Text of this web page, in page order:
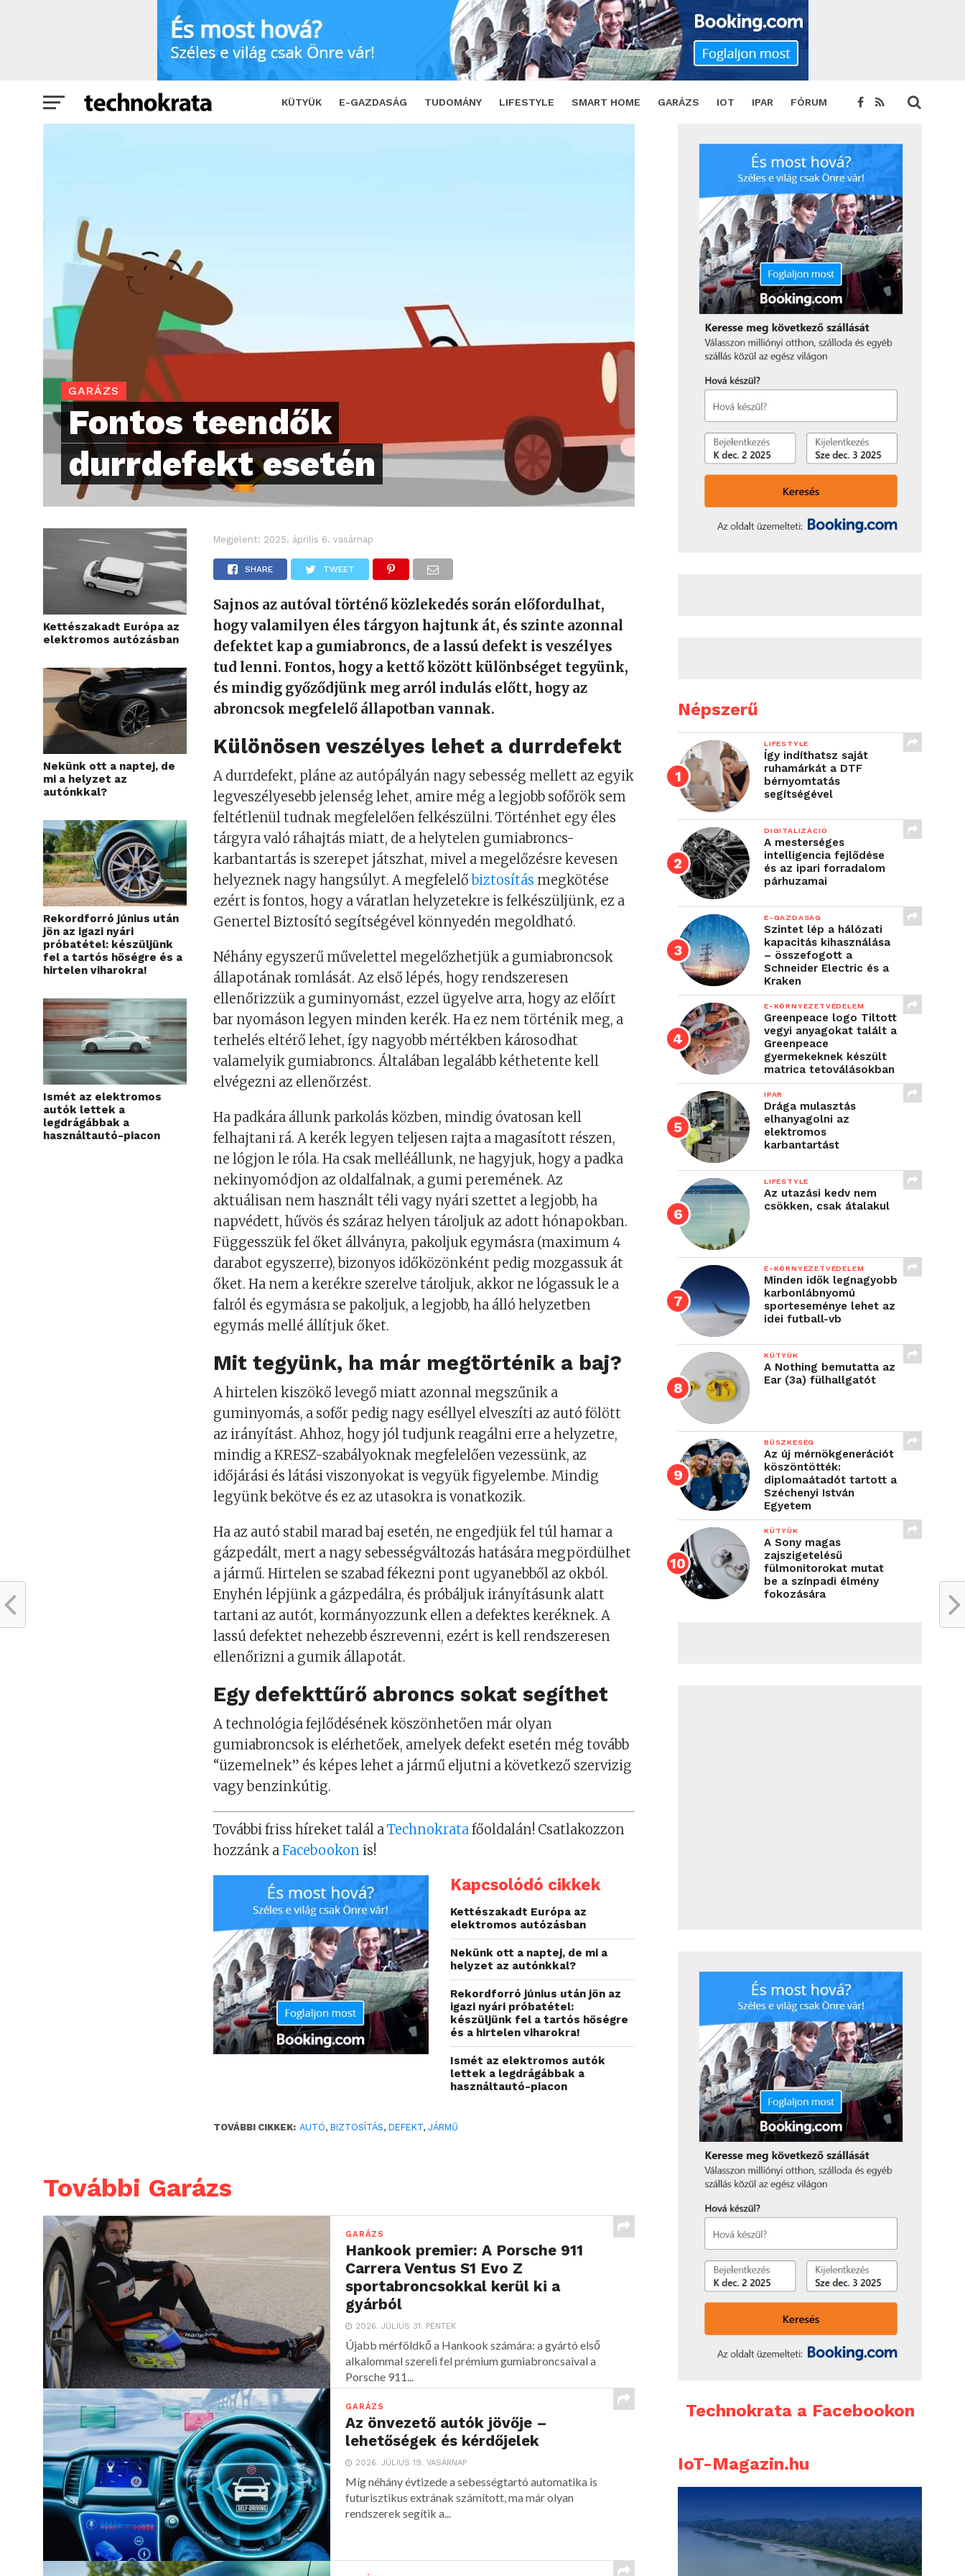
KÜTYÜK E-GAZDASÁG TUDOMÁNY LIFESTYLE SMART HOME GARÁZS IOT IPAR FÓRUM
Fontos teendők durrdefekt esetén TWEET
GARÁZS
Fontos teendők
durrdefekt esetén
Kettészakadt Európa az
elektromos autózásban
Nekünk ott a naptej, de
mi a helyzet az
autónkkal?
Rekordforró június után
jön az igazi nyári
próbatétel: készüljünk
fel a tartós hőségre és a
hirtelen viharokra!
Ismét az elektromos
autók lettek a
legdrágábbak a
használtautó-piacon
Megjelent: 2025. április 6. vasárnap
SHARE TWEET
Sajnos az autóval történő közlekedés során előfordulhat,
hogy valamilyen éles tárgyon hajtunk át, és szinte azonnal
defektet kap a gumiabroncs, de a lassú defekt is veszélyes
tud lenni. Fontos, hogy a kettő között különbséget tegyünk,
és mindig győződjünk meg arról indulás előtt, hogy az
abroncsok megfelelő állapotban vannak.
Különösen veszélyes lehet a durrdefekt
A durrdefekt, pláne az autópályán nagy sebesség mellett az egyik
legveszélyesebb jelenség lehet, amire még a legjobb sofőrök sem
feltétlenül tudnak megfelelően felkészülni. Történhet egy éles
tárgyra való ráhajtás miatt, de a helytelen gumiabroncs-
karbantartás is szerepet játszhat, mivel a megelőzésre kevesen
helyeznek nagy hangsúlyt. A megfelelőbiztosítás megkötése
ezért is fontos, hogy a váratlan helyzetekre is felkészüljünk, ez a
Genertel Biztosító segítségével könnyedén megoldható.
Néhány egyszerű művelettel megelőzhetjük a gumiabroncsok
állapotának romlását. Az első lépés, hogy rendszeresen
ellenőrizzük a guminyomást, ezzel ügyelve arra, hogy az előírt
bar nyomáson legyen minden kerék. Ha ez nem történik meg, a
terhelés eltérő lehet, így nagyobb mértékben károsodhat
valamelyik gumiabroncs. Általában legalább kéthetente kell
elvégezni az ellenőrzést.
Ha padkára állunk parkolás közben, mindig óvatosan kell
felhajtani rá. A kerék legyen teljesen rajta a magasított részen,
ne lógjon le róla. Ha csak melléállunk, ne hagyjuk, hogy a padka
nekinyomódjon az oldalfalnak, a gumi peremének. Az
aktuálisan nem használt téli vagy nyári szettet a legjobb, ha
napvédett, hűvös és száraz helyen tároljuk az adott hónapokban.
Függesszük fel őket állványra, pakoljuk egymásra (maximum 4
darabot egyszerre), bizonyos időközönként pedig mozgassuk át
őket. Ha nem a kerékre szerelve tároljuk, akkor ne lógassuk le a
falról és egymásra se pakoljuk, a legjobb, ha álló helyzetben
egymás mellé állítjuk őket.
Mit tegyünk, ha már megtörténik a baj?
A hirtelen kiszökő levegő miatt azonnal megszűnik a
guminyomás, a sofőr pedig nagy eséllyel elveszíti az autó fölött
az irányítást. Ahhoz, hogy jól tudjunk reagálni erre a helyzetre,
mindig a KRESZ-szabályoknak megfelelően vezessünk, az
időjárási és látási viszonyokat is vegyük figyelembe. Mindig
legyünk bekötve és ez az utasokra is vonatkozik.
Ha az autó stabil marad baj esetén, ne engedjük fel túl hamar a
gázpedált, mert a nagy sebességváltozás hatására megpördülhet
a jármű. Hirtelen se szabad fékezni pont ugyanebből az okból.
Enyhén lépjünk a gázpedálra, és próbáljuk irányításunk alatt
tartani az autót, kormányozzunk ellen a defektes keréknek. A
lassú defektet nehezebb észrevenni, ezért is kell rendszeresen
ellenőrizni a gumik állapotát.
Egy defekttűrő abroncs sokat segíthet
A technológia fejlődésének köszönhetően már olyan
gumiabroncsok is elérhetőek, amelyek defekt esetén még tovább
“üzemelnek” és képes lehet a jármű eljutni a következő szervizig
vagy benzinkútig.
További friss híreket talál aTechnokratafőoldalán! Csatlakozzon
hozzánk aFacebookon is!
Kapcsolódó cikkek
Kettészakadt Európa az
elektromos autózásban
Nekünk ott a naptej, de mi a
helyzet az autónkkal?
Rekordforró június után jön az
igazi nyári próbatétel:
készüljünk fel a tartós hőségre
és a hirtelen viharokra!
Ismét az elektromos autók
lettek a legdrágábbak a
használtautó-piacon
TOVÁBBI CIKKEK: AUTÓ,BIZTOSÍTÁS,DEFEKT,JÁRMŰ
További Garázs
GARÁZS
Hankook premier: A Porsche 911
Carrera Ventus S1 Evo Z
sportabroncsokkal kerül ki a
gyárból
2026. JÚLIUS 31. PÉNTEK
Újabb mérföldkő a Hankook számára: a gyártó első
alkalommal szereli fel prémium gumiabroncsaival a
Porsche 911...
GARÁZS
Az önvezető autók jövője –
lehetőségek és kérdőjelek
2026. JÚLIUS 19. VASÁRNAP
Míg néhány évtizede a sebességtartó automatika is
futurisztikus extrának számított, ma már olyan
rendszerek segítik a...
Népszerű
LIFESTYLE
Így indíthatsz saját
ruhamárkát a DTF
bérnyomtatás
segítségével
DIGITALIZÁCIÓ
A mesterséges
intelligencia fejlődése
és az ipari forradalom
párhuzamai
E-GAZDASÁG
Szintet lép a hálózati
kapacitás kihasználása
– összefogott a
Schneider Electric és a
Kraken
E-KÖRNYEZETVÉDELEM
Greenpeace logo Tiltott
vegyi anyagokat talált a
Greenpeace
gyermekeknek készült
matrica tetoválásokban
IPAR
Drága mulasztás
elhanyagolni az
elektromos
karbantartást
LIFESTYLE
Az utazási kedv nem
csökken, csak átalakul
E-KÖRNYEZETVÉDELEM
Minden idők legnagyobb
karbonlábnyomú
sporteseménye lehet az
idei futball-vb
KÜTYÜK
A Nothing bemutatta az
Ear (3a) fülhallgatót
BÜSZKESÉG
Az új mérnökgenerációt
köszöntötték:
diplomaátadót tartott a
Széchenyi István
Egyetem
KÜTYÜK
A Sony magas
zajszigetelésű
fülmonitorokat mutat
be a színpadi élmény
fokozására
Technokrata a Facebookon
IoT-Magazin.hu